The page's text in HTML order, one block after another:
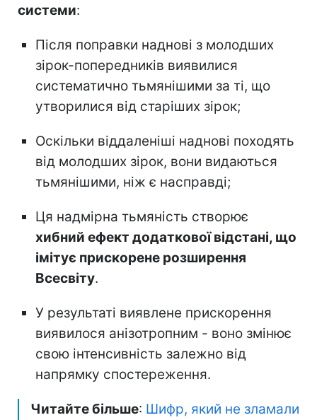
системи:
Після поправки наднові з молодших
зірок-попередників виявилися
систематично тьмянішими за ті, що
утворилися від старіших зірок;
Оскільки віддаленіші наднові походять
від молодших зірок, вони видаються
тьмянішими, ніж є насправді;
Ця надмірна тьмяність створює
хибний ефект додаткової відстані, що
імітує прискорене розширення
Всесвіту.
У результаті виявлене прискорення
виявилося анізотропним - воно змінює
свою інтенсивність залежно від
напрямку спостереження.
Читайте більше: Шифр, який не зламали